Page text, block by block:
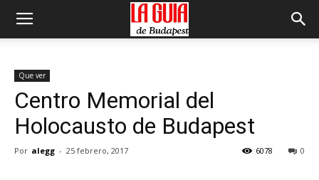
Que ver
Centro Memorial del
Holocausto de Budapest
Por alegg - 25 febrero, 2017 0
6078